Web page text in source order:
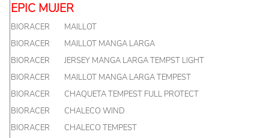
EPIC MUJER
BIORACER
MAILLOT
BIORACER
MAILLOT MANGA LARGA
BIORACER
JERSEY MANGA LARGA TEMPST LIGHT
BIORACER
MAILLOT MANGA LARGA TEMPEST
BIORACER
CHAQUETA TEMPEST FULL PROTECT
BIORACER
CHALECO WIND
BIORACER
CHALECO TEMPEST